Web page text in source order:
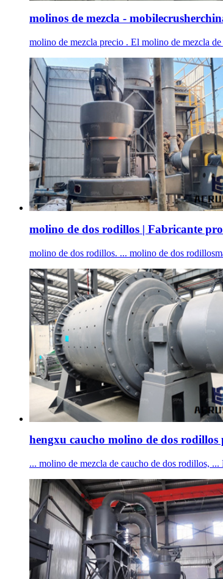
molinos de mezcla -
molino de mezcla precio . El molino de mezcla
molino de dos rodillos | Fabricante
molino de dos rodillos. ... molino de dos
hengxu caucho molino de dos rodillos
... molino de mezcla de caucho de dos rodillos,